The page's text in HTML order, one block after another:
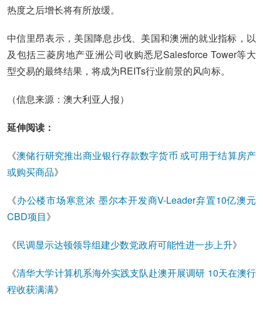
热度之后增长将有所放缓。
中信里昂表示，美国降息步伐、美国和澳洲的就业指标，以
及包括三菱房地产亚洲公司收购悉尼Salesforce Tower等大
型交易的最终结果，将成为REITs行业前景的风向标。
（信息来源：澳大利亚人报）
延伸阅读：
《澳储行研究推出商业银行存款数字货币 或可用于结算房产
或购买商品》
《办公楼市场寒意浓 墨尔本开发商V-Leader弃置10亿澳元
CBD项目》
《民调显示达顿领导组建少数党政府可能性进一步上升》
《清华大学计算机系海外实践支队赴澳开展调研 10天在澳行
程收获满满》